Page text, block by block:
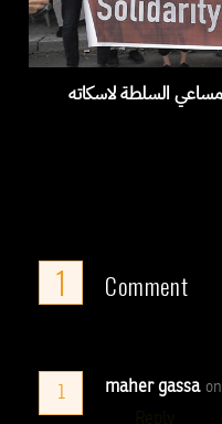
السلطة لاسكاته
1 Comment
1 maher gassa